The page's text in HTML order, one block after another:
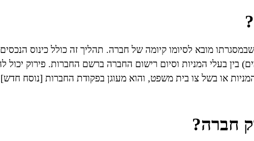
מובא לסיומו קיומה של חברה. תהליך זה כולל כינוס
בין בעלי המניות וסיום רישום החברה ברשם החברות. פירוק יכול
או בשל צו בית משפט, והוא מעוגן בפקודת החברות [נוסח
חברה?